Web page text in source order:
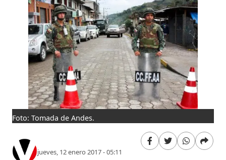
Foto: Tomada de Andes.
jueves, 12 enero 2017 - 05:11